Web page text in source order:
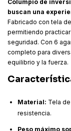
Columpio de
buscan una
Fabricado con tela
permitiendo
seguridad. Con 6
completo para
equilibrio y la fuerza.
Material: Tela
resistencia.
Peso máximo